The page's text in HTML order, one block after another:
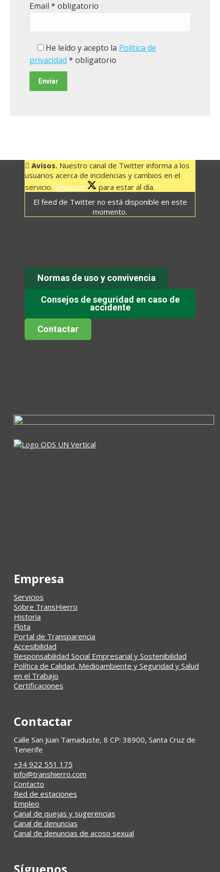
Email * obligatorio
He leído y acepto la Política de
privacidad * obligatorio
Avisos. Nuestro canal de Twitter informa a los
usuarios acerca de incidencias y cambios en el
servicio. Síguenos
para estar al día.
El feed de Twitter no está disponible en este
momento.
Normas de uso y convivencia
Consejos de seguridad en caso de
accidente
Contactar
Empresa
Servicios
Sobre TransHierro
Historia
Flota
Portal de Transparencia
Accesibilidad
Responsabilidad Social Empresarial y Sostenibilidad
Política de Calidad, Medioambiente y Seguridad y Salud
en el Trabajo
Certificaciones
Contactar
Calle San Juan Tamaduste, 8 CP: 38900, Santa Cruz de
Tenerife
+34 922 551 175
info@transhierro.com
Contacto
Red de estaciones
Empleo
Canal de quejas y sugerencias
Canal de denuncias
Canal de denuncias de acoso sexual